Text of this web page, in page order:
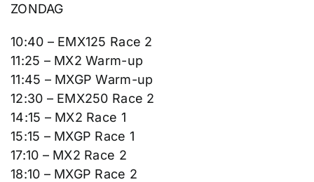
ZONDAG
10:40 – EMX125 Race 2
11:25 – MX2 Warm-up
11:45 – MXGP Warm-up
12:30 – EMX250 Race 2
14:15 – MX2 Race 1
15:15 – MXGP Race 1
17:10 – MX2 Race 2
18:10 – MXGP Race 2